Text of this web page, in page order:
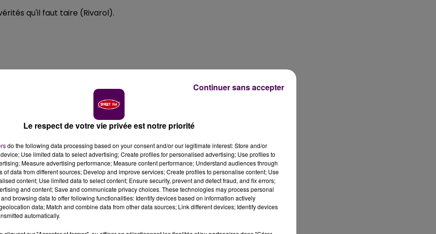
qu'il faut taire (Rivarol).
utiles à plusieurs égards.
Horoscope quotidien
(LUNDI 3 -- DIMANCHE 9
Le respect de votre vie privée est notre priorité
do the following data processing based on your consent and/or our legitimate interest: Store and/or
Use limited data to select advertising; Create profiles for personalised advertising; Use profiles to
Measure advertising performance; Measure content performance; Understand audiences through
of data from different sources; Develop and improve services; Create profiles to personalise content; Use
content; Use limited data to select content; Ensure security, prevent and detect fraud, and fix errors;
and content; Save and communicate privacy choices. These technologies may process personal
browsing data to offer following functionalities: Identify devices based on information actively
data; Match and combine data from other data sources; Link different devices; Identify devices
automatically.
Continuer sans accepter